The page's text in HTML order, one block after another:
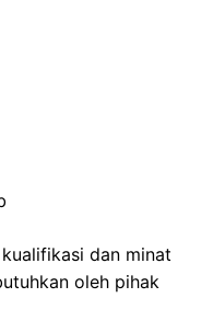
dan minat
oleh pihak